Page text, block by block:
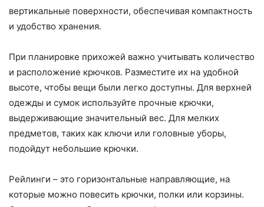
вертикальные поверхности, обеспечивая компактность
и удобство хранения.
При планировке прихожей важно учитывать количество
и расположение крючков. Разместите их на удобной
высоте, чтобы вещи были легко доступны. Для верхней
одежды и сумок используйте прочные крючки,
выдерживающие значительный вес. Для мелких
предметов, таких как ключи или головные уборы,
подойдут небольшие крючки.
Рейлинги – это горизонтальные направляющие, на
которые можно повесить крючки, полки или корзины.